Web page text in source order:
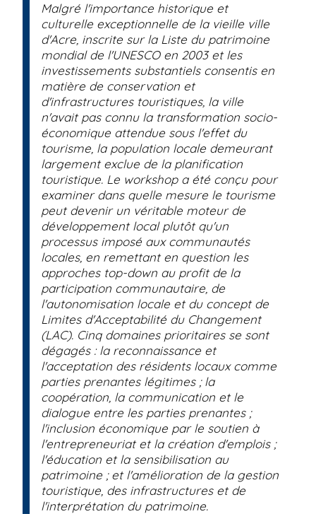
Malgré l'importance historique et
culturelle exceptionnelle de la vieille ville
d'Acre, inscrite sur la Liste du patrimoine
mondial de l'UNESCO en 2003 et les
investissements substantiels consentis en
matière de conservation et
d'infrastructures touristiques, la ville
n'avait pas connu la transformation socio-
économique attendue sous l'effet du
tourisme, la population locale demeurant
largement exclue de la planification
touristique. Le workshop a été conçu pour
examiner dans quelle mesure le tourisme
peut devenir un véritable moteur de
développement local plutôt qu'un
processus imposé aux communautés
locales, en remettant en question les
approches top-down au profit de la
participation communautaire, de
l'autonomisation locale et du concept de
Limites d'Acceptabilité du Changement
(LAC). Cinq domaines prioritaires se sont
dégagés : la reconnaissance et
l'acceptation des résidents locaux comme
parties prenantes légitimes ; la
coopération, la communication et le
dialogue entre les parties prenantes ;
l'inclusion économique par le soutien à
l'entrepreneuriat et la création d'emplois ;
l'éducation et la sensibilisation au
patrimoine ; et l'amélioration de la gestion
touristique, des infrastructures et de
l'interprétation du patrimoine.